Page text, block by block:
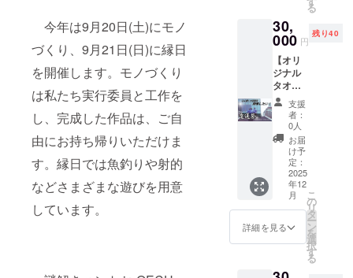
今年は9月20日(土)にモノ
づくり、9月21日(日)に縁日
を開催します。モノづくり
は私たち実行委員と工作を
し、完成した作品は、ご自
由にお持ち帰りいただけま
す。縁日では魚釣りや射的
などさまざまな遊びを用意
しています。
記入下
さい。
法：詳
細は
メール
で連絡
しま
す。 ※
このリ
ターン
は1000
円のリ
ターン
と同じ
内容に
なりま
す。 ※
の掲載
箇所は
日）
11:00-
2025
年9月21
日（日
曜日）
11:00-
18:00
・場
所：大
阪電気
通信大
学寝屋
川キャ
ンパス
告書 ・
オリジ
ナルス
テッ
カー ・
大学祭
で利用
できる
金券
1000円
分（有
効期
限：
2025年
9月20日
から
2025年
9月21日
る
30,
000 円
残り40
【オリ
ジナル
タオル
＋これ
までの
金額の
リター
ン】 <
内容>
・お礼
のメッ
セージ
・パン
フレッ
トなど
載 ・報
支援
者：
0人
お届
け予
定：
2025
年12
月
詳細を見る
こ
の
リ
タ
ー
ン
を
選
択
す
る